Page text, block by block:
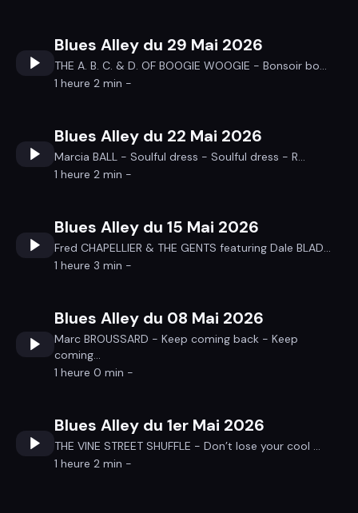
Blues Alley du 29 Mai 2026
THE A. B. C. & D. OF BOOGIE WOOGIE - Bonsoir bo...
1 heure 2 min -
Blues Alley du 22 Mai 2026
Marcia BALL - Soulful dress - Soulful dress - R...
1 heure 2 min -
Blues Alley du 15 Mai 2026
Fred CHAPELLIER & THE GENTS featuring Dale BLAD...
1 heure 3 min -
Blues Alley du 08 Mai 2026
Marc BROUSSARD - Keep coming back - Keep
coming...
1 heure 0 min -
Blues Alley du 1er Mai 2026
THE VINE STREET SHUFFLE - Don’t lose your cool ...
1 heure 2 min -